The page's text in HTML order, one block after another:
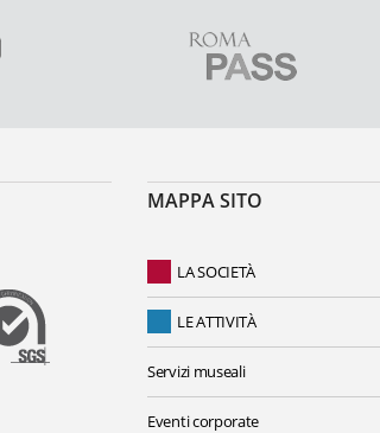
MAPPA SITO
LA SOCIETÀ
LE ATTIVITÀ
Servizi museali
Eventi corporate